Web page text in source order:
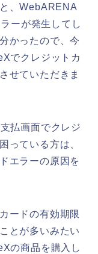
、WebARENA
ーが発生してし
かったので、今
でクレジットカ
せていただきま
払画面でクレジ
っている方は、
エラーの原因を
ードの有効期限
とが多いみたい
の商品を購入し